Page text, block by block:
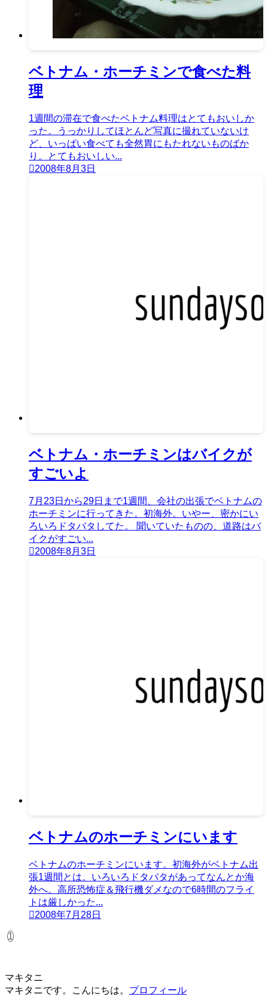
ベトナム・ホーチミンで食べた料
理
1週間の滞在で食べたベトナム料理はとてもおいしか
った。うっかりしてほとんど写真に撮れていないけ
ど、いっぱい食べても全然胃にもたれないものばか
り。とてもおいしい...
2008年8月3日
ベトナム・ホーチミンはバイクが
すごいよ
7月23日から29日まで1週間、会社の出張でベトナムの
ホーチミンに行ってきた。初海外。いやー、密かにい
ろいろドタバタしてた。 聞いていたものの、道路はバ
イクがすごい...
2008年8月3日
ベトナムのホーチミンにいます
ベトナムのホーチミンにいます。初海外がベトナム出
張1週間とは。いろいろドタバタがあってなんとか海
外へ。高所恐怖症＆飛行機ダメなので6時間のフライ
トは厳しかった...
2008年7月28日
1
マキタニ
マキタニです。こんにちは。 プロフィール